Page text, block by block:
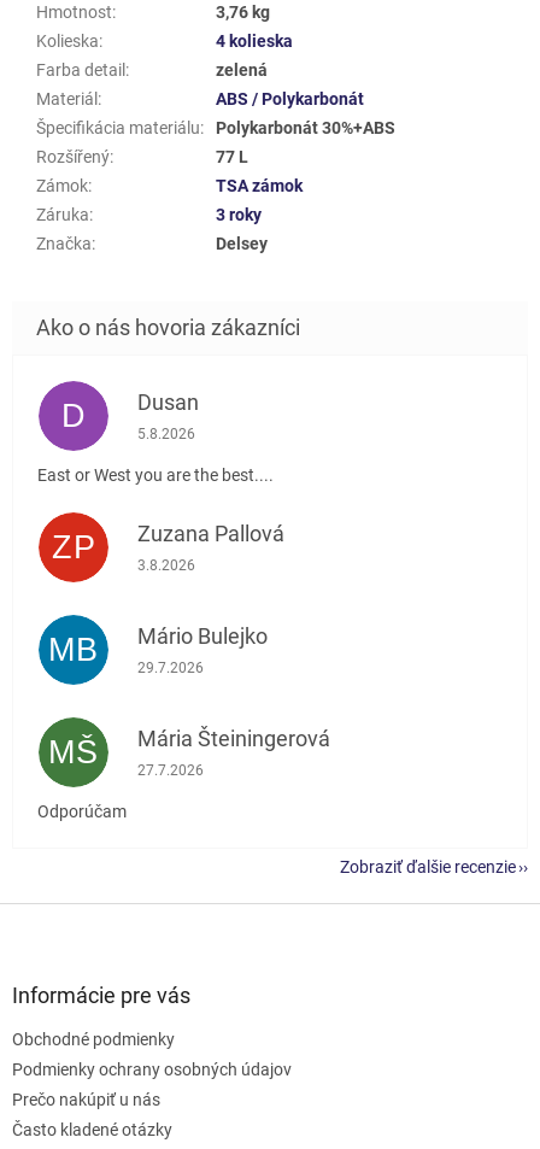
Hmotnost:
3,76 kg
Kolieska:
4 kolieska
Farba detail :
zelená
Materiál :
ABS / Polykarbonát
Špecifikácia materiálu:
Polykarbonát 30%+ABS
Rozšířený:
77 L
Zámok:
TSA zámok
Záruka:
3 roky
Značka: Delsey
D Dusan
Hodnotenie obchodu je 5 z 5 hviezdičiek.
5.8.2026
East or West you are the best....
ZP Zuzana Pallová
Hodnotenie obchodu je 5 z 5 hviezdičiek.
3.8.2026
MB Mário Bulejko
Hodnotenie obchodu je 5 z 5 hviezdičiek.
29.7.2026
MŠ Mária Šteiningerová
Hodnotenie obchodu je 5 z 5 hviezdičiek.
27.7.2026
Odporúčam
Zobraziť ďalšie recenzie
Informácie pre vás
Obchodné podmienky
Podmienky ochrany osobných údajov
Prečo nakúpiť u nás
Často kladené otázky